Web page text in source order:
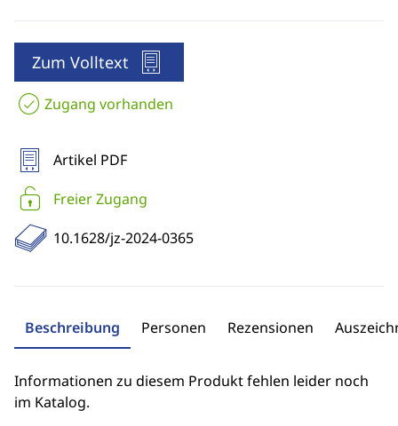
Zum Volltext
Zugang vorhanden
Artikel PDF
Freier Zugang
10.1628/jz-2024-0365
Beschreibung Personen Rezensionen
Informationen zu diesem Produkt fehlen leider noch
im Katalog.